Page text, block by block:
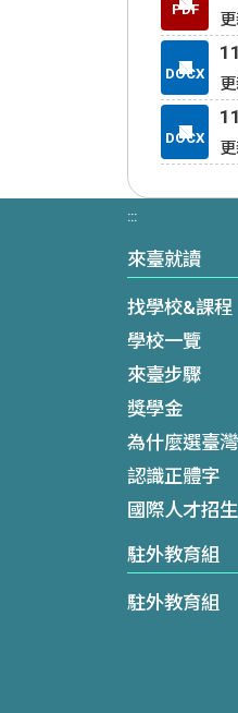
PDF
DOCX
DOCX
:::
來臺就讀
找學校&課程
學校一覽
來臺步驟
獎學金
為什麼選臺灣
認識正體字
國際人才招生
駐外教育組
駐外教育組